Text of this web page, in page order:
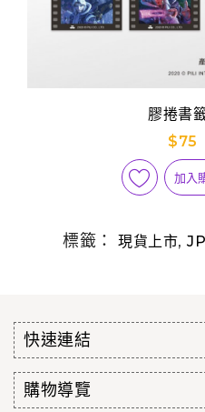
膠捲書
$75
加入
標籤： 現貨上市,
快速連結
購物導覽